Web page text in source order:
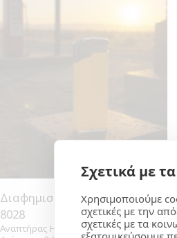
Διαφημιστικός Αναπτήρας
8028
Αναπτήρας Ηλεκτρονικός UNILITE,
Σχετικά με
Χρησιμοποιούμε
σχετικές με την
σχετικές με τα